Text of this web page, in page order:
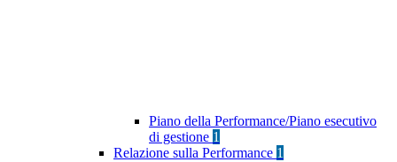
Piano della Performance/Piano esecutivo
di gestione 1
Relazione sulla Performance 1